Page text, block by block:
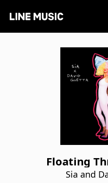
Floating
Sia and